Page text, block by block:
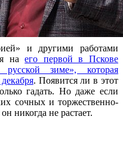
и другими работами
наего первой в Пскове
зиме», которая
. Появится ли в этот
гадать. Но даже если
сочных и торжественно-
никогда не растает.